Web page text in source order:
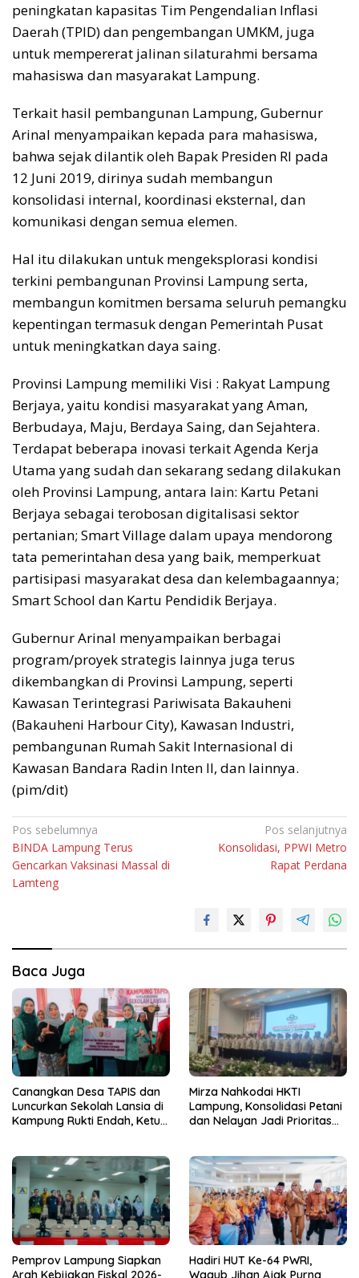
peningkatan kapasitas Tim Pengendalian Inflasi
Daerah (TPID) dan pengembangan UMKM, juga
untuk mempererat jalinan silaturahmi bersama
mahasiswa dan masyarakat Lampung.
Terkait hasil pembangunan Lampung, Gubernur
Arinal menyampaikan kepada para mahasiswa,
bahwa sejak dilantik oleh Bapak Presiden RI pada
12 Juni 2019, dirinya sudah membangun
konsolidasi internal, koordinasi eksternal, dan
komunikasi dengan semua elemen.
Hal itu dilakukan untuk mengeksplorasi kondisi
terkini pembangunan Provinsi Lampung serta,
membangun komitmen bersama seluruh pemangku
kepentingan termasuk dengan Pemerintah Pusat
untuk meningkatkan daya saing.
Provinsi Lampung memiliki Visi : Rakyat Lampung
Berjaya, yaitu kondisi masyarakat yang Aman,
Berbudaya, Maju, Berdaya Saing, dan Sejahtera.
Terdapat beberapa inovasi terkait Agenda Kerja
Utama yang sudah dan sekarang sedang dilakukan
oleh Provinsi Lampung, antara lain: Kartu Petani
Berjaya sebagai terobosan digitalisasi sektor
pertanian; Smart Village dalam upaya mendorong
tata pemerintahan desa yang baik, memperkuat
partisipasi masyarakat desa dan kelembagaannya;
Smart School dan Kartu Pendidik Berjaya.
Gubernur Arinal menyampaikan berbagai
program/proyek strategis lainnya juga terus
dikembangkan di Provinsi Lampung, seperti
Kawasan Terintegrasi Pariwisata Bakauheni
(Bakauheni Harbour City), Kawasan Industri,
pembangunan Rumah Sakit Internasional di
Kawasan Bandara Radin Inten II, dan lainnya.
(pim/dit)
Navigasi
pos
Pos sebelumnya
BINDA Lampung Terus
Gencarkan Vaksinasi Massal di
Lamteng
Pos selanjutnya
Konsolidasi, PPWI Metro
Rapat Perdana
Baca Juga
Canangkan Desa TAPIS dan
Luncurkan Sekolah Lansia di
Kampung Rukti Endah, Ketua
dari Desa
Mirza Nahkodai HKTI
Lampung, Konsolidasi Petani
dan Nelayan Jadi Prioritas
Pemprov Lampung Siapkan
Arah Kebijakan Fiskal 2026-
Hadiri HUT Ke-64 PWRI,
Wagub Jihan Ajak Purna